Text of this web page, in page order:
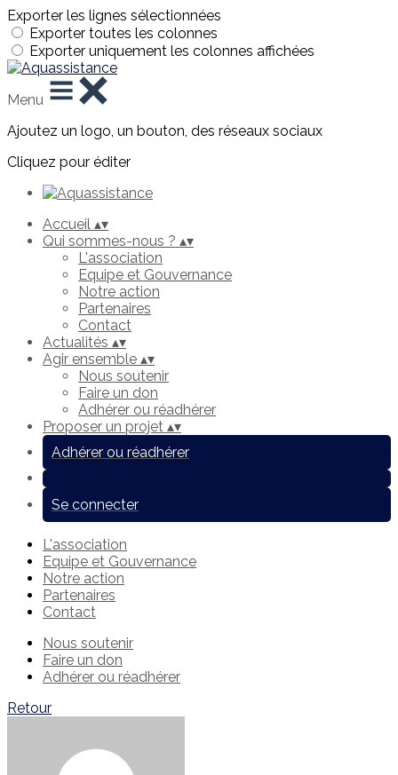
Exporter les lignes sélectionnées
Exporter toutes les colonnes
Exporter uniquement les colonnes affichées
Menu
Ajoutez un logo, un bouton, des réseaux sociaux
Cliquez pour éditer
Accueil ▴▾
Qui sommes-nous ? ▴▾
L'association
Equipe et Gouvernance
Notre action
Partenaires
Contact
Actualités ▴▾
Agir ensemble ▴▾
Nous soutenir
Faire un don
Adhérer ou réadhérer
Proposer un projet ▴▾
Adhérer ou réadhérer
Se connecter
L'association
Equipe et Gouvernance
Notre action
Partenaires
Contact
Nous soutenir
Faire un don
Adhérer ou réadhérer
Retour